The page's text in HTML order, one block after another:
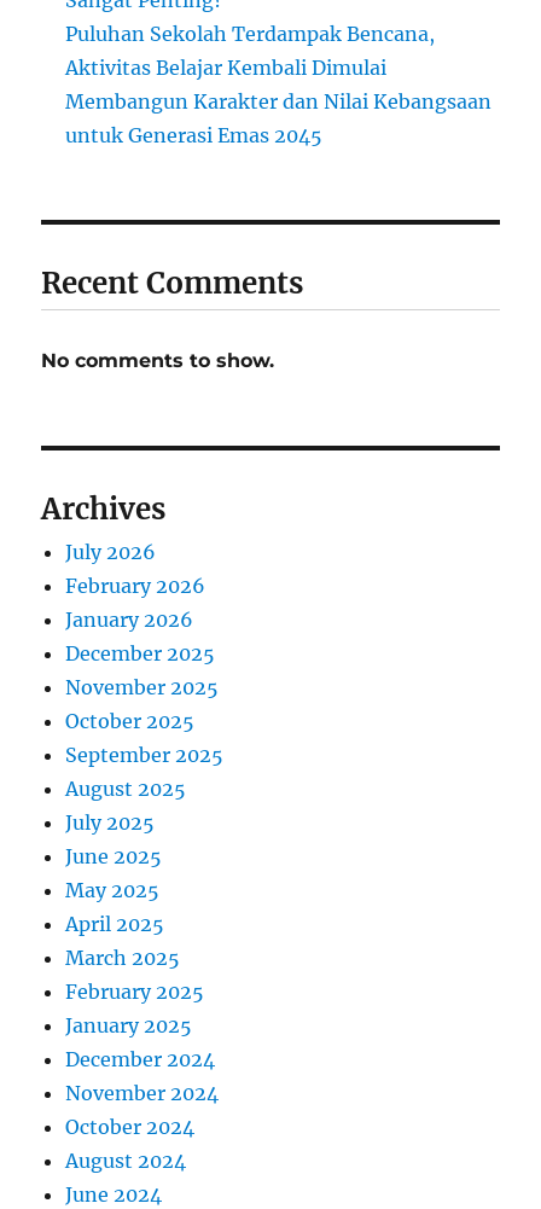
Puluhan Sekolah Terdampak Bencana,
Aktivitas Belajar Kembali Dimulai
Membangun Karakter dan Nilai Kebangsaan
untuk Generasi Emas 2045
Recent Comments
No comments to show.
Archives
July 2026
February 2026
January 2026
December 2025
November 2025
October 2025
September 2025
August 2025
July 2025
June 2025
May 2025
April 2025
March 2025
February 2025
January 2025
December 2024
November 2024
October 2024
August 2024
June 2024